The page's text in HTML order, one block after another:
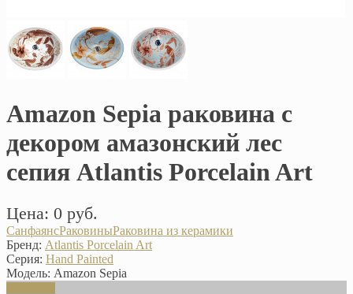
Amazon Sepia раковина с
декором амазонский лес
сепия Atlantis Porcelain Art
Цена: 0 руб.
СанфаянсРаковиныРаковина из керамики
Бренд: Atlantis Porcelain Art
Серия: Hand Painted
Модель: Amazon Sepia